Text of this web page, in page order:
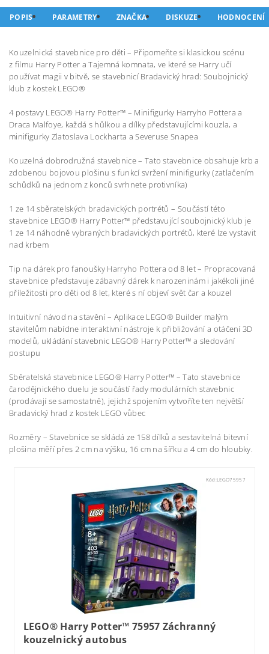
POPIS PARAMETRY ZNAČKA DISKUZE HODNOCENÍ
Kouzelnická stavebnice pro děti – Připomeňte si klasickou scénu
z filmu Harry Potter a Tajemná komnata, ve které se Harry učí
používat magii v bitvě, se stavebnicí Bradavický hrad: Soubojnický
klub z kostek LEGO®
4 postavy LEGO® Harry Potter™ – Minifigurky Harryho Pottera a
Draca Malfoye, každá s hůlkou a dílky představujícími kouzla, a
minifigurky Zlatoslava Lockharta a Severuse Snapea
Kouzelná dobrodružná stavebnice – Tato stavebnice obsahuje krb a
zdobenou bojovou plošinu s funkcí svržení minifigurky (zatlačením
schůdků na jednom z konců svrhnete protivníka)
1 ze 14 sběratelských bradavických portrétů – Součástí této
stavebnice LEGO® Harry Potter™ představující soubojnický klub je
1 ze 14 náhodně vybraných bradavických portrétů, které lze vystavit
nad krbem
Tip na dárek pro fanoušky Harryho Pottera od 8 let – Propracovaná
stavebnice představuje zábavný dárek k narozeninám i jakékoli jiné
příležitosti pro děti od 8 let, které s ní objeví svět čar a kouzel
Intuitivní návod na stavění – Aplikace LEGO® Builder malým
stavitelům nabídne interaktivní nástroje k přibližování a otáčení 3D
modelů, ukládání stavebnic LEGO® Harry Potter™ a sledování
postupu
Sběratelská stavebnice LEGO® Harry Potter™ – Tato stavebnice
čarodějnického duelu je součástí řady modulárních stavebnic
(prodávají se samostatně), jejichž spojením vytvoříte ten největší
Bradavický hrad z kostek LEGO vůbec
Rozměry – Stavebnice se skládá ze 158 dílků a sestavitelná bitevní
plošina měří přes 2 cm na výšku, 16 cm na šířku a 4 cm do hloubky.
Kód:LEGO75957
LEGO® Harry Potter™ 75957 Záchranný
kouzelnický autobus